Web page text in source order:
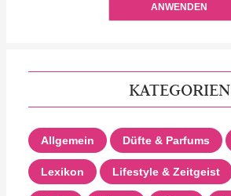
ANWENDEN
KATEGORIEN
Allgemein Düfte & Parfums
Lexikon Lifestyle & Zeitgeist